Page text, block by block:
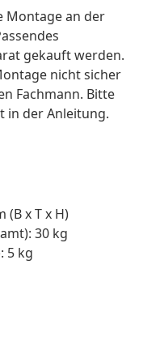
Montage an der
gekauft werden.
nicht sicher
Fachmann. Bitte
in der Anleitung.
(B x T x H)
30 kg
5 kg